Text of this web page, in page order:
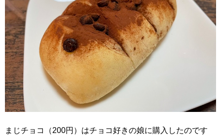
まじチョコ（200円）はチョコ好きの娘に購入したのです